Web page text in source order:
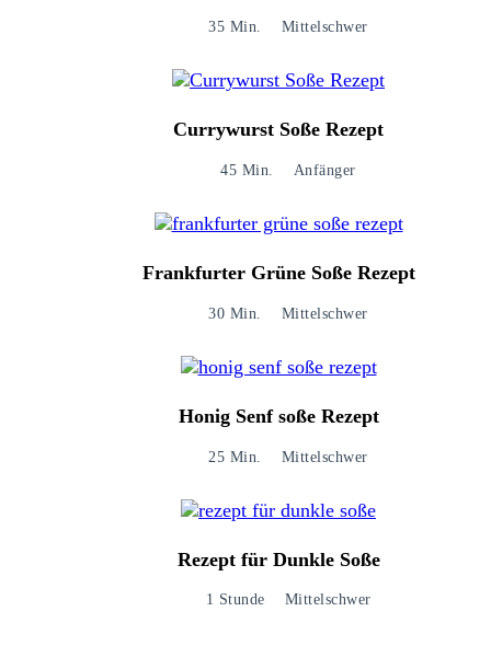
35 Min. Mittelschwer
Currywurst Soße Rezept
45 Min. Anfänger
Frankfurter Grüne Soße Rezept
30 Min. Mittelschwer
Honig Senf soße Rezept​
25 Min. Mittelschwer
Rezept für Dunkle Soße
1 Stunde Mittelschwer